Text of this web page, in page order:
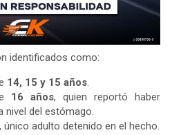
identificados como:
14, 15 y 15 años.
16 años, quien reportó haber
nivel del estómago.
, único adulto detenido en el hecho.